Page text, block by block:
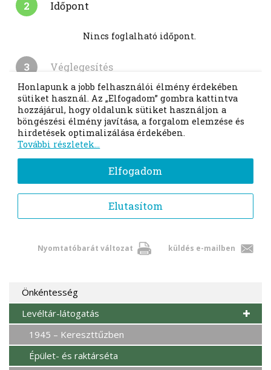
i
Nyomtatóbarát változat küldés e-mailben
Önkéntesség
Levéltár-látogatás
1945 – Kereszttűzben
Épület- és raktárséta